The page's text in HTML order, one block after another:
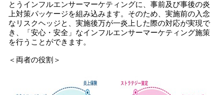
とうインフルエンサーマーケティングに、事前及び事後の炎
上対策パッケージを組み込みます。そのため、実施前の入念
なリスクヘッジと、実施後万が一炎上した際の対応が実現で
き、「安心・安全」なインフルエンサーマーケティング施策
を行うことができます。
＜両者の役割＞